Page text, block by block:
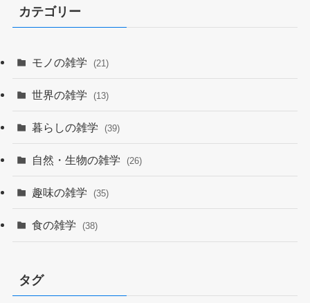
カテゴリー
モノの雑学 (21)
世界の雑学 (13)
暮らしの雑学 (39)
自然・生物の雑学 (26)
趣味の雑学 (35)
食の雑学 (38)
タグ